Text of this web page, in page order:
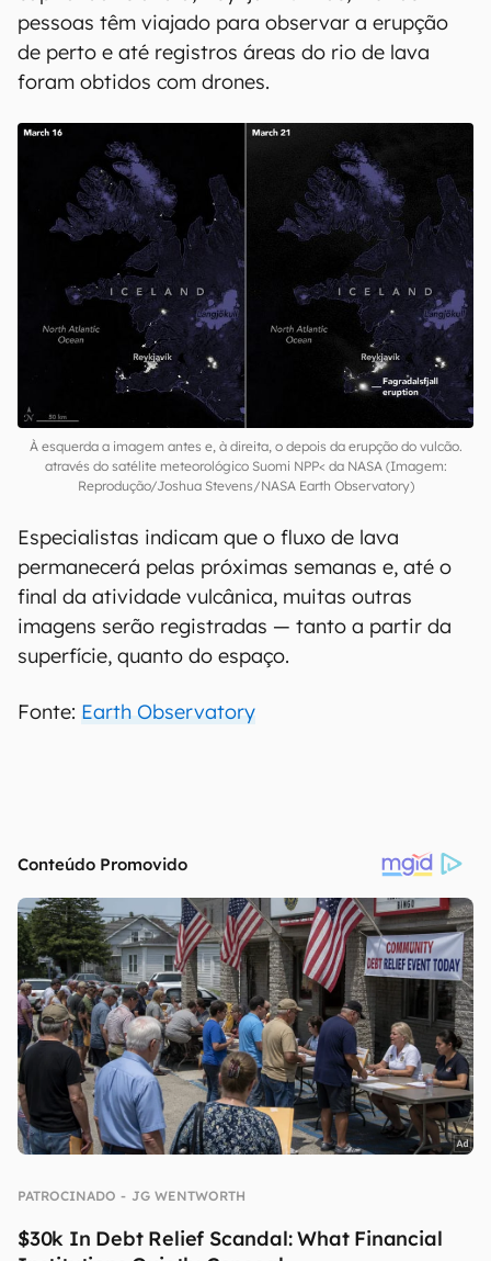
pessoas têm viajado para observar a erupção
de perto e até registros áreas do rio de lava
foram obtidos com drones.
À esquerda a imagem antes e, à direita, o depois da erupção do vulcão.
através do satélite meteorológico Suomi NPP< da NASA (Imagem:
Reprodução/Joshua Stevens/NASA Earth Observatory)
Especialistas indicam que o fluxo de lava
permanecerá pelas próximas semanas e, até o
final da atividade vulcânica, muitas outras
imagens serão registradas — tanto a partir da
superfície, quanto do espaço.
Fonte: Earth Observatory